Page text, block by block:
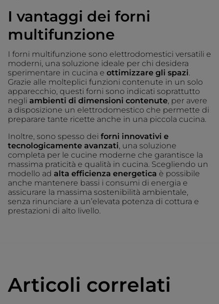
I vantaggi dei forni
multifunzione
I forni multifunzione sono elettrodomestici versatili e
moderni, una soluzione ideale per chi desidera
sperimentare in cucina e ottimizzare gli spazi.
Grazie alle molteplici funzioni contenute in un solo
apparecchio, questi forni sono indicati soprattutto
negli ambienti di dimensioni contenute , per avere
a disposizione un elettrodomestico che permette di
preparare tante ricette anche in una piccola cucina.
Inoltre, sono spesso dei forni innovativi e
tecnologicamente avanzati , una soluzione
completa per le cucine moderne che garantisce la
massima praticità e qualità in cucina. Scegliendo un
modello ad alta efficienza energetica è possibile
anche mantenere bassi i consumi di energia e
assicurare la massima sostenibilità ambientale,
senza rinunciare a un’elevata potenza di cottura e
prestazioni di alto livello.
Articoli correlati